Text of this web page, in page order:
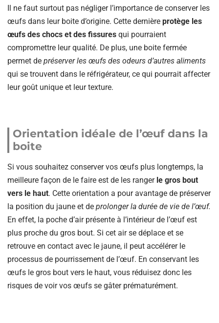
Il ne faut surtout pas négliger l’importance de conserver les
œufs dans leur boite d’origine. Cette dernière protège les
œufs des chocs et des fissures qui pourraient
compromettre leur qualité. De plus, une boite fermée
permet de préserver les œufs des odeurs d’autres aliments
qui se trouvent dans le réfrigérateur, ce qui pourrait affecter
leur goût unique et leur texture.
Orientation idéale de l’œuf dans la
boite
Si vous souhaitez conserver vos œufs plus longtemps, la
meilleure façon de le faire est de les ranger le gros bout
vers le haut. Cette orientation a pour avantage de préserver
la position du jaune et de prolonger la durée de vie de l’œuf.
En effet, la poche d’air présente à l’intérieur de l’œuf est
plus proche du gros bout. Si cet air se déplace et se
retrouve en contact avec le jaune, il peut accélérer le
processus de pourrissement de l’œuf. En conservant les
œufs le gros bout vers le haut, vous réduisez donc les
risques de voir vos œufs se gâter prématurément.